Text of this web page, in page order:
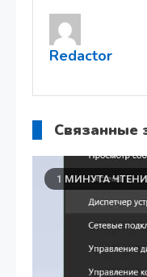
записям
Redactor
Связанные
1 МИНУТА